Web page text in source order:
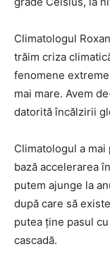
Climatologul
trăim criza
fenomene
mai mare. Avem
datorită încălzirii
Climatologul a
bază accelerarea
putem ajunge la
după care să
putea ține pasul
cascadă.